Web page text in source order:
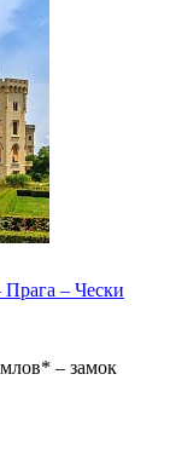
– Чески
– замок